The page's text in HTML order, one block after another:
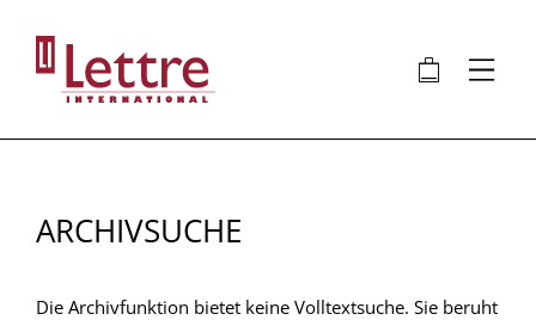
Inhalt
🛍 ⋮
ARCHIVSUCHE
Die Archivfunktion bietet keine Volltextsuche. Sie beruht